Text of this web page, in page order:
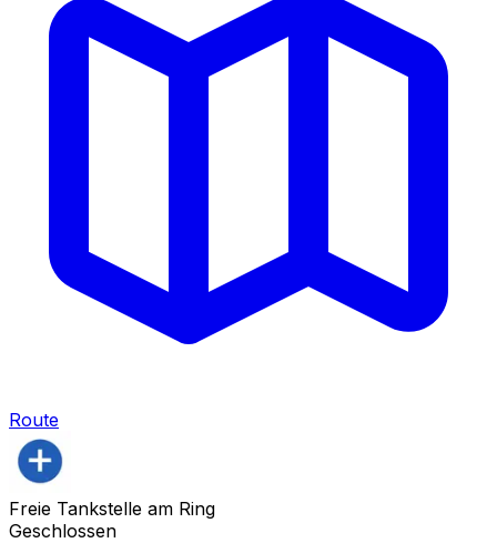
Route
Freie Tankstelle am Ring
Geschlossen